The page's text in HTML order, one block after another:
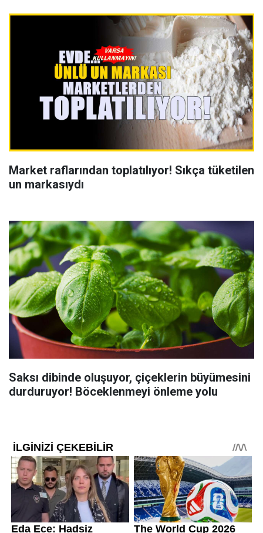
Market raflarından toplatılıyor! Sıkça tüketilen
un markasıydı
Saksı dibinde oluşuyor, çiçeklerin büyümesini
durduruyor! Böceklenmeyi önleme yolu